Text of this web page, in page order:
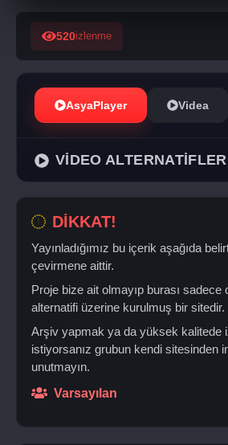
520izlenme
AsyaPlayer Videa
VİDEO
DİKKAT!
Yayınladığımız bu içerik aşağıda
çevirmene aittir.
Proje bize ait olmayıp burası sadece
alternatifi üzerine kurulmuş bir sitedir.
Arşiv yapmak ya da yüksek kalitede
istiyorsanız grubun kendi sitesinden
unutmayın.
Varsayılan